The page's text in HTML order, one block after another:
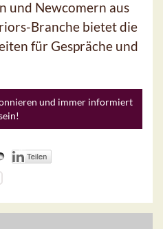
und Newcomern aus
Branche bietet die
für Gespräche und
und immer informiert